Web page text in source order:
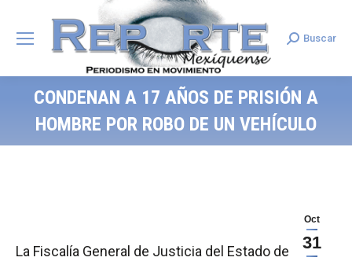
Search:
Buscar
CONDENAN A 17 AÑOS DE PRISIÓN A
HOMBRE POR ROBO DE UN VEHÍCULO
Oct
31
La Fiscalía General de Justicia del Estado de